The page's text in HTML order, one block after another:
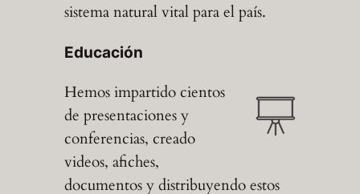
sistema natural vital para el país.
Educación
Hemos impartido cientos
de presentaciones y
conferencias, creado
videos, afiches,
documentos y distribuyendo estos